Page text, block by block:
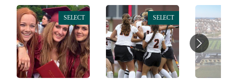
SELECT SELECT